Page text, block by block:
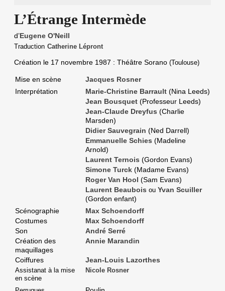
L’Étrange Intermède
d’Eugene O'Neill
Traduction Catherine Lépront
Création le 17 novembre 1987 : Théâtre Sorano (Toulouse)
Mise en scène
Jacques Rosner
Interprétation
Marie-Christine Barrault (Nina Leeds)
Jean Bousquet (Professeur Leeds)
Jean-Claude Dreyfus (Charlie
Marsden)
Didier Sauvegrain (Ned Darrell)
Emmanuelle Schies (Madeline
Arnold)
Laurent Ternois (Gordon Evans)
Simone Turck (Madame Evans)
Roger Van Hool (Sam Evans)
Laurent Beaubois ou Yvan Scuiller
(Gordon enfant)
Scénographie
Max Schoendorff
Costumes
Max Schoendorff
Son
André Serré
Création des
maquillages
Annie Marandin
Coiffures Jean-Louis Lazorthes
Assistanat à la mise
en scène
Nicole Rosner